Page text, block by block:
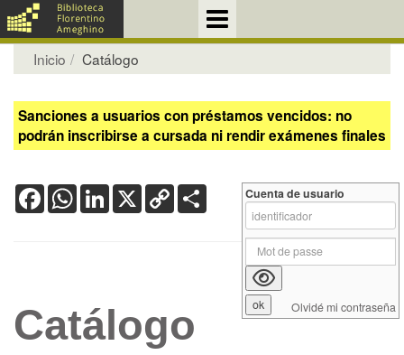
Inicio Catálogo
Sanciones a usuarios con préstamos vencidos: no
podrán inscribirse a cursada ni rendir exámenes finales
FacebookWhatsApp
LinkedIn
X Copy
Link
Catálogo
Cuenta de usuario
Olvidé mi contraseña